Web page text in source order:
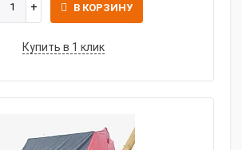
В КОРЗИНУ
Купить в 1 клик